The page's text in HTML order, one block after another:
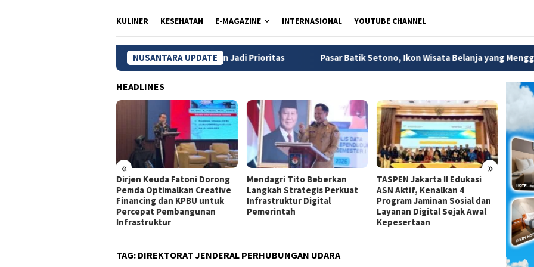
KULINER KESEHATAN E-MAGAZINE INTERNASIONAL YOUTUBE CHANNEL
NUSANTARA UPDATE
Wilayah 3T dan Kelompok Rentan Jadi Prioritas Pasar Batik Setono, Ikon Wisata Belanja yang Menggerakkan
HEADLINES
« »
Dirjen Keuda Fatoni Dorong
Pemda Optimalkan Creative
Financing dan KPBU untuk
Percepat Pembangunan
Infrastruktur
Mendagri Tito Beberkan
Langkah Strategis Perkuat
Infrastruktur Digital
Pemerintah
TASPEN Jakarta II Edukasi
ASN Aktif, Kenalkan 4
Program Jaminan Sosial dan
Layanan Digital Sejak Awal
Kepesertaan
Jadi
TAG: DIREKTORAT JENDERAL PERHUBUNGAN UDARA